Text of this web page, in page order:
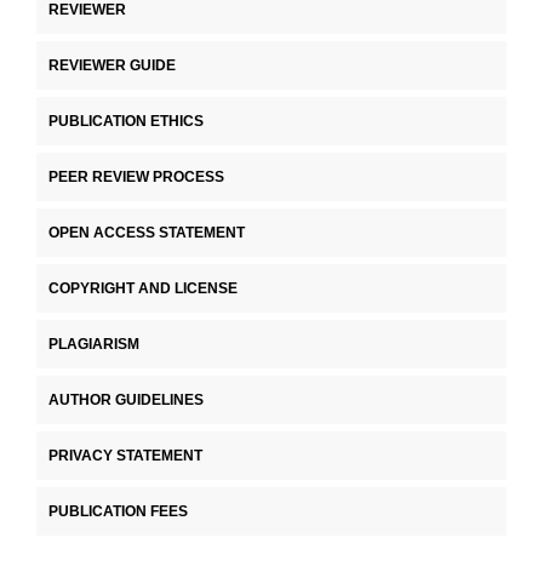
REVIEWER
REVIEWER GUIDE
PUBLICATION ETHICS
PEER REVIEW PROCESS
OPEN ACCESS STATEMENT
COPYRIGHT AND LICENSE
PLAGIARISM
AUTHOR GUIDELINES
PRIVACY STATEMENT
PUBLICATION FEES